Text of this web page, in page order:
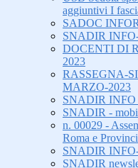
aggiuntivi I
SADOC
SNADIR
DOCENTI DI
2023
RASSEGNA-
MARZO-2023
SNADIR INFO
SNADIR -
n. 00029 -
Roma e
SNADIR
SNADIR